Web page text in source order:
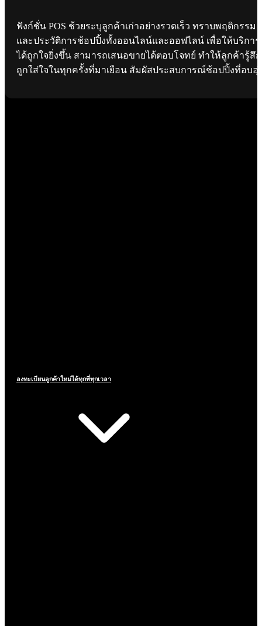
ฟังก์ชั่น POS ช้วยระบุลูกค้าเก่าอย่างรวดเร็ว ทราบพฤติกรรม
และประวัติการช้อปปิ้งทั้งออนไลน์และออฟไลน์ เพื่อให้บริการ
ได้ถูกใจยิ่งขึ้น สามารถเสนอขายได้ตอบโจทย์ ทำให้ลูกค้ารู้สึก
ถูกใส่ใจในทุกครั้งที่มาเยือน สัมผัสประสบการณ์ช้อปปิ้งที่อบอุ่
ลงทะเบียนลูกค้าใหม่ได้ทุกที่ทุกเวลา